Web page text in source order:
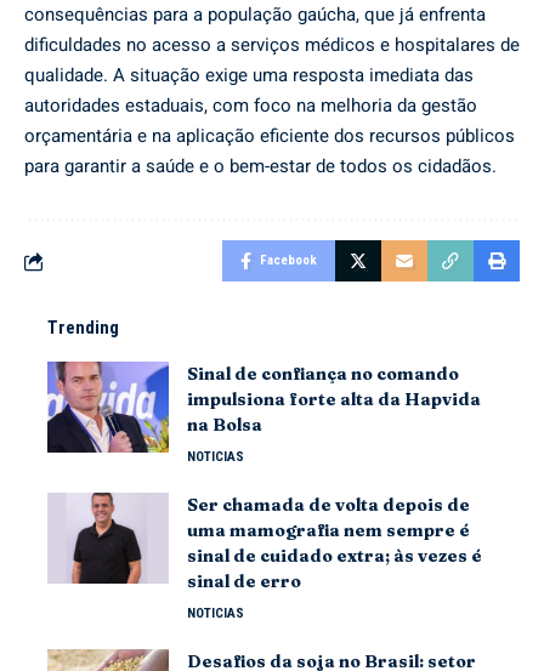
consequências para a população gaúcha, que já enfrenta
dificuldades no acesso a serviços médicos e hospitalares de
qualidade. A situação exige uma resposta imediata das
autoridades estaduais, com foco na melhoria da gestão
orçamentária e na aplicação eficiente dos recursos públicos
para garantir a saúde e o bem-estar de todos os cidadãos.
Facebook
Trending
Sinal de confiança no comando
impulsiona forte alta da Hapvida
na Bolsa
NOTICIAS
Ser chamada de volta depois de
uma mamografia nem sempre é
sinal de cuidado extra; às vezes é
sinal de erro
NOTICIAS
Desafios da soja no Brasil: setor